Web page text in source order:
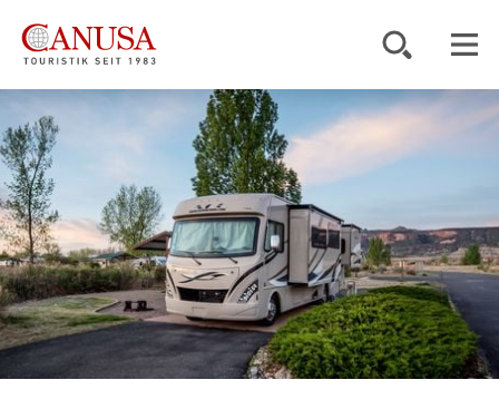
Reiseziele
Reisearten
Inspiration
Service